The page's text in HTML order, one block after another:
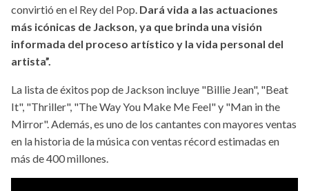
convirtió en el Rey del Pop. Dará vida a las actuaciones
más icónicas de Jackson, ya que brinda una visión
informada del proceso artístico y la vida personal del
artista”.
La lista de éxitos pop de Jackson incluye "Billie Jean", "Beat
It", "Thriller", "The Way You Make Me Feel" y "Man in the
Mirror". Además, es uno de los cantantes con mayores ventas
en la historia de la música con ventas récord estimadas en
más de 400 millones.